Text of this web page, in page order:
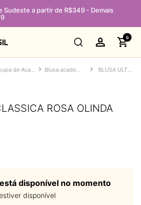
e Sudeste a partir de R$349 - Demais
0
Roupa de Academia Feminina Blusa academia feminina BLUSA ULTRA CLASSICA ROSA OLINDA
ROSA OLINDA
disponível no momento
disponível